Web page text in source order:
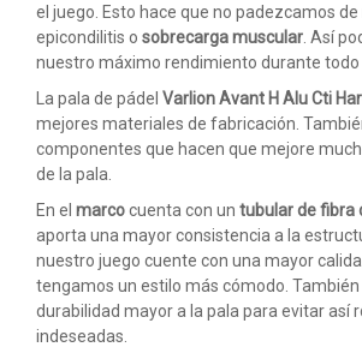
el juego. Esto hace que no padezcamos
epicondilitis o sobrecarga muscular . Así
nuestro máximo rendimiento durante todo
La pala de pádel Varlion Avant H Alu Cti
mejores materiales de fabricación.
componentes que hacen que mejore
de la pala.
En el marcocuenta con un tubular de fibra
aporta una mayor consistencia a la
nuestro juego cuente con una mayor
tengamos un estilo más cómodo. También
durabilidad mayor a la pala para evitar así
indeseadas.